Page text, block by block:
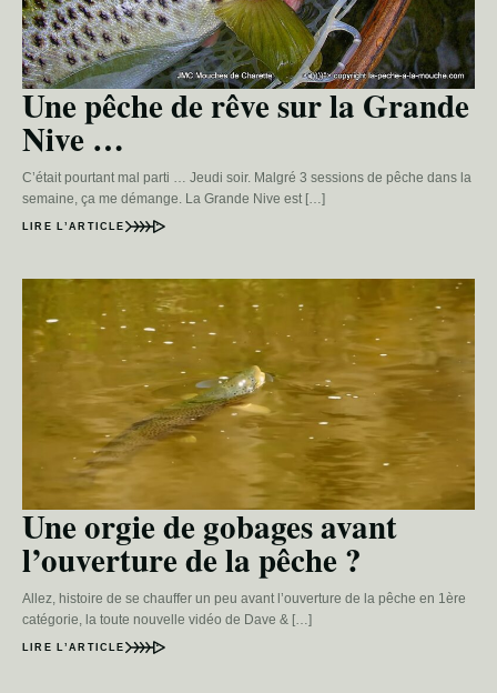
Une pêche de rêve sur la Grande
Nive …
C’était pourtant mal parti … Jeudi soir. Malgré 3 sessions de pêche dans la
semaine, ça me démange. La Grande Nive est […]
LIRE L’ARTICLE
Une orgie de gobages avant
l’ouverture de la pêche ?
Allez, histoire de se chauffer un peu avant l’ouverture de la pêche en 1ère
catégorie, la toute nouvelle vidéo de Dave & […]
LIRE L’ARTICLE